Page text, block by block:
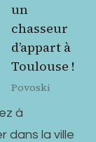
un
chasseur
d’appart à
Toulouse !
Povoski
à
dans la ville